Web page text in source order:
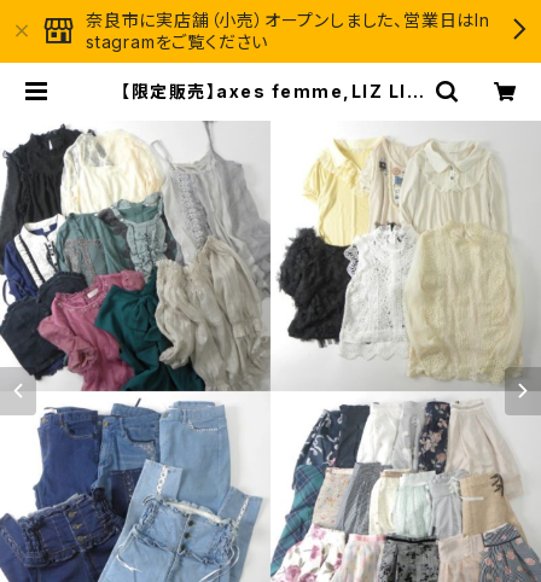
奈良市に実店舗（小売）オープンしました、営業日はIn
stagramをご覧ください
【限定販売】axes femme,LIZ LIS
CE CLAUP他 レディース春夏ヤング
ガーリー系ブランドアソート 約40点
セット 大特価 まとめ売り フリマ 転売
ブランドサイズミックス | リサイクル
古着卸＠GROWTH